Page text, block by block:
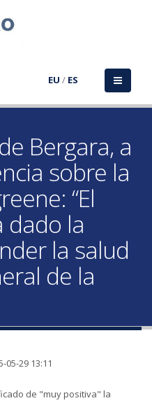
EU / ES
Bergara, a
sobre la
“El
dado la
la salud
de la
05-29 13:11
de "muy positiva" la